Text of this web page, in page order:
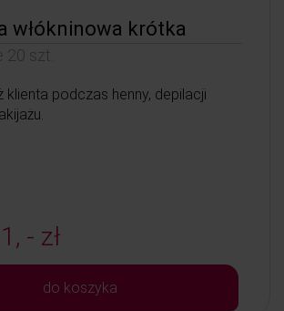
włókninowa krótka
20 szt.
klienta podczas henny, depilacji
- zł
do koszyka